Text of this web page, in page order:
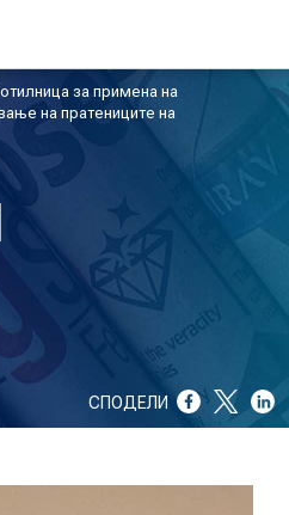
за примена на
на пратениците на
СПОДЕЛИ